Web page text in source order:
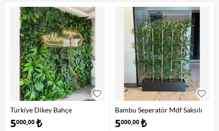
Türkiye Dikey Bahçe
5000,00₺
Bambu Seperatör Mdf Saksılı
5000,00₺